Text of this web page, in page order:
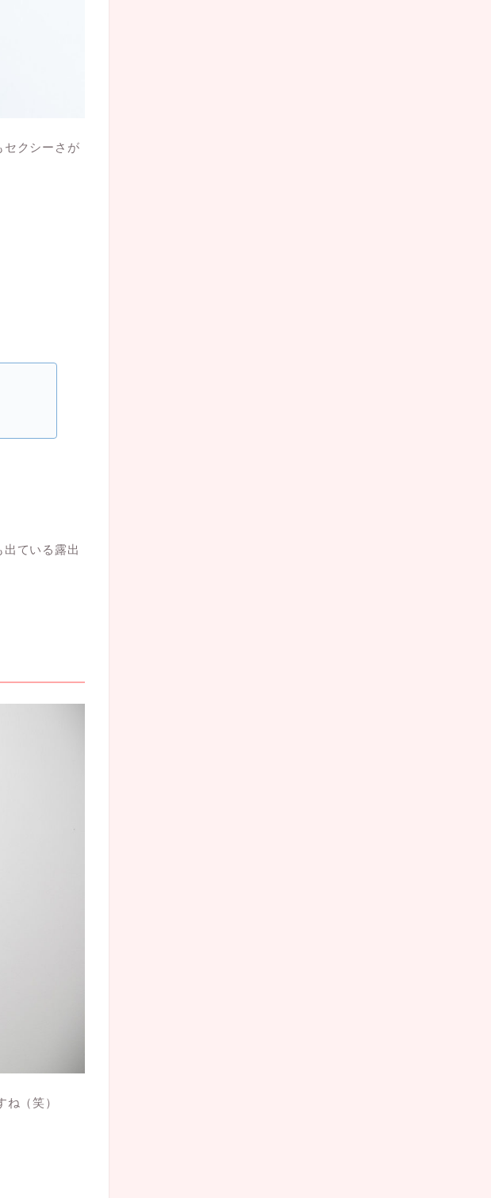
セクシーさが
ている露出
（笑）